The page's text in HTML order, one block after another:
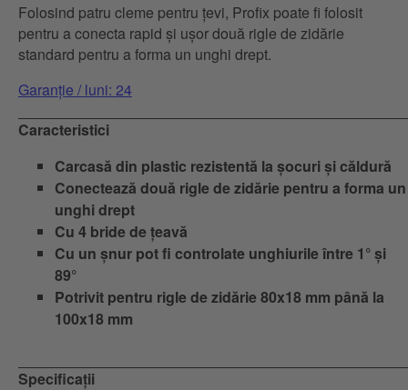
Folosind patru cleme pentru țevi, Profix poate fi folosit
pentru a conecta rapid și ușor două rigle de zidărie
standard pentru a forma un unghi drept.
Garanție / luni: 24
Caracteristici
Carcasă din plastic rezistentă la șocuri și căldură
Conectează două rigle de zidărie pentru a forma un
unghi drept
Cu 4 bride de țeavă
Cu un șnur pot fi controlate unghiurile între 1° și
89°
Potrivit pentru rigle de zidărie 80x18 mm până la
100x18 mm
Specificații